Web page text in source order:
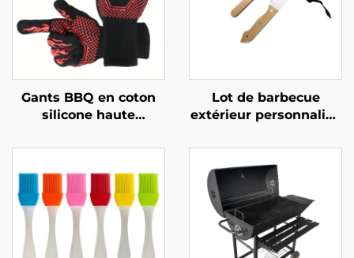
Gants BBQ en coton
silicone haute
USSE, best-seller,
avec isolation
thermique, certifiés
LFGB
Lot de barbecue
extérieur personnalisé
barbecue au charbon
de bois pour usage
domestique
comprenant des
pinces, un couteau de
cuisine à manche en
bois, une spatule et